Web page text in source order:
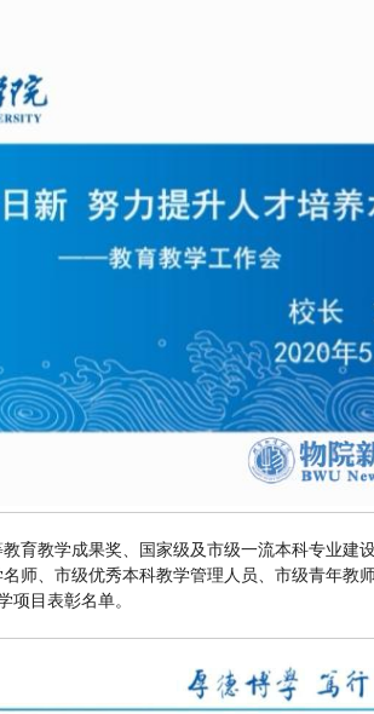
育教学成果奖、国家级及市级一流本科专业建
师、市级优秀本科教学管理人员、市级青年教
项目表彰名单。